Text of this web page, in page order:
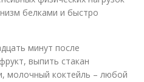
белками и быстро
минут после
выпить стакан
молочный коктейль – любой